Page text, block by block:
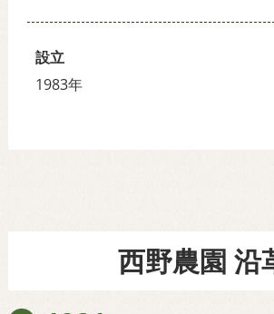
設立
1983年
西野農園 沿